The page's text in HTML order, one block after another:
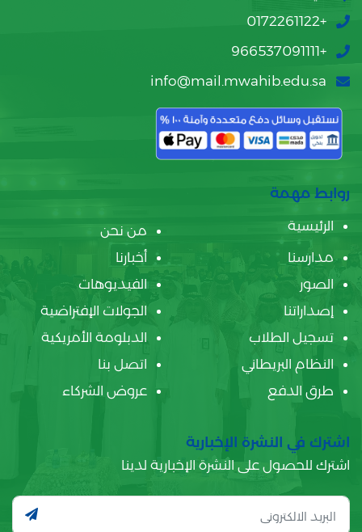
+0172261122
+966537091111
info@mail.mwahib.edu.sa
روابط مهمة
الرئيسية
من نحن
مدارسنا
أخبارنا
الصور
الفيديوهات
إصداراتنا
الجولات الإفتراضية
تسجيل الطلاب
الدبلومة الأمريكية
النظام البريطاني
اتصل بنا
طرق الدفع
عروض الشركاء
اشترك في النشرة الإخبارية
اشترك للحصول على النشرة الإخبارية لدينا